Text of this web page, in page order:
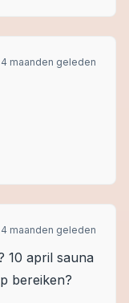
4 maanden geleden
4 maanden geleden
10 april sauna
bereiken?